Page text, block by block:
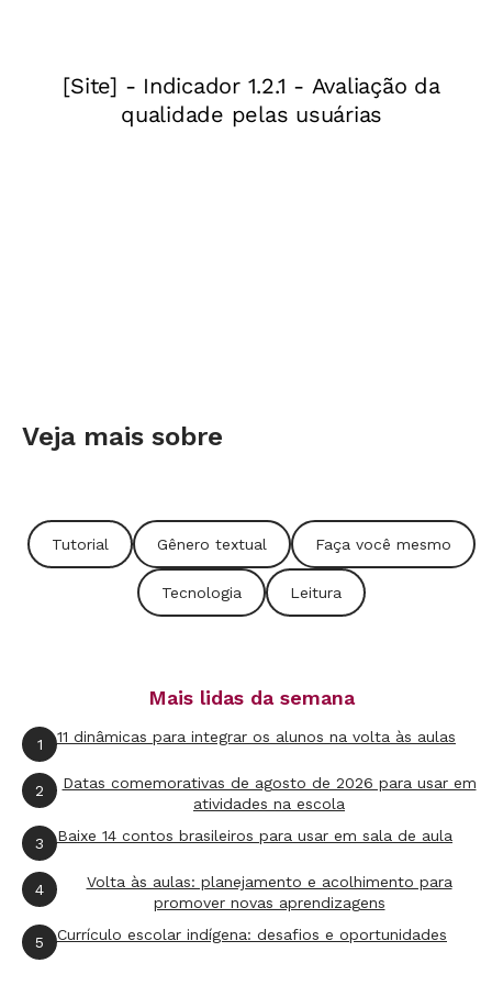
como sociólogo, utilize o sinal de subtração (-).
Entrando no Google ( www.google.com.br
usando o sinal de adição (+). Ao digitar
"Fernando Henrique Cardoso" -
encontradas. E a primeira da lista já aborda a
atuação de FHC como sociólogo.
Para buscar apenas sites que contenham
usado é intitle (dar título, em inglês). Para pedir
documentos com o termo tsunami, por
exemplo, escreva intitle:tsunami. Dessa forma,
serão selecionados apenas sites que sejam
focados realmente nas ondas gigantes.
Cuidado na análise do resultado
Ao avaliar o resultado da pesquisa, considere o
porquê de um site aparecer antes dos demais.
Veja mais sobre
Tutorial Gênero textual Faça você mesmo
Tecnologia Leitura
Mais lidas da semana
1 11 dinâmicas para integrar os alunos na volta às aulas
2
Datas comemorativas de agosto de 2026 para usar em
atividades na escola
3 Baixe 14 contos brasileiros para usar em sala de aula
4
Volta às aulas: planejamento e acolhimento para
promover novas aprendizagens
5 Currículo escolar indígena: desafios e oportunidades